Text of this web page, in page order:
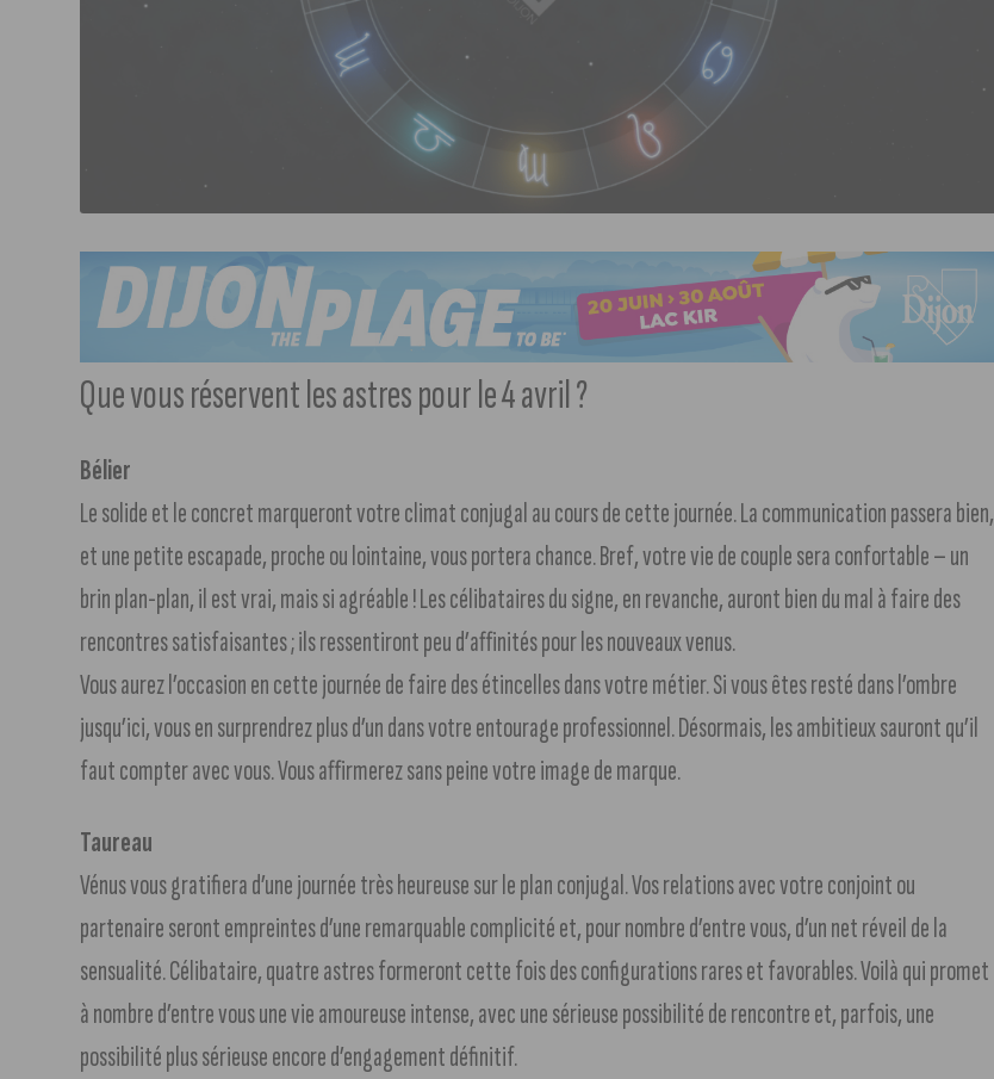
Que vous réservent les astres pour le 4 avril ?
Bélier
Le solide et le concret marqueront votre climat conjugal au cours de cette journée. La communication passera bien,
et une petite escapade, proche ou lointaine, vous portera chance. Bref, votre vie de couple sera confortable – un
brin plan-plan, il est vrai, mais si agréable ! Les célibataires du signe, en revanche, auront bien du mal à faire des
rencontres satisfaisantes ; ils ressentiront peu d’affinités pour les nouveaux venus.
Vous aurez l’occasion en cette journée de faire des étincelles dans votre métier. Si vous êtes resté dans l’ombre
jusqu’ici, vous en surprendrez plus d’un dans votre entourage professionnel. Désormais, les ambitieux sauront qu’il
faut compter avec vous. Vous affirmerez sans peine votre image de marque.
Taureau
Vénus vous gratifiera d’une journée très heureuse sur le plan conjugal. Vos relations avec votre conjoint ou
partenaire seront empreintes d’une remarquable complicité et, pour nombre d’entre vous, d’un net réveil de la
sensualité. Célibataire, quatre astres formeront cette fois des configurations rares et favorables. Voilà qui promet
à nombre d’entre vous une vie amoureuse intense, avec une sérieuse possibilité de rencontre et, parfois, une
possibilité plus sérieuse encore d’engagement définitif.